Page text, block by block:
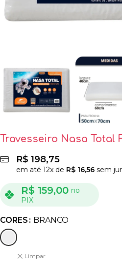
Travesseiro Nasa Total
R$ 198,75
em até 12x de R$ 16,56 sem
R$ 159,00 no
PIX
CORES BRANCO
Limpar